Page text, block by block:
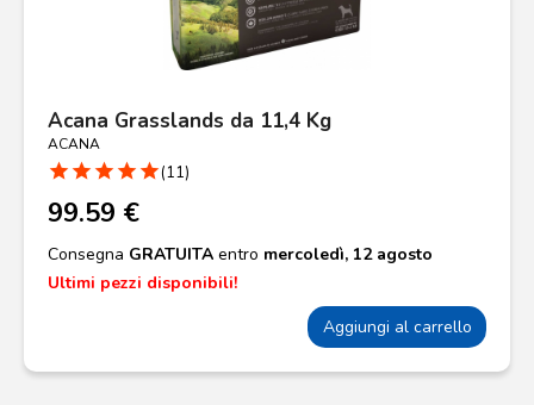
Acana Grasslands da 11,4 Kg
ACANA
star star star star star(11)
99.59 €
Consegna GRATUITA entro mercoledì, 12 agosto
Ultimi pezzi disponibili!
Aggiungi al carrello